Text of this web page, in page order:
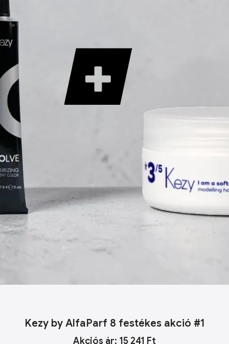
Kezy by AlfaParf 8 festékes akció #1
Akciós ár: 15 241 Ft